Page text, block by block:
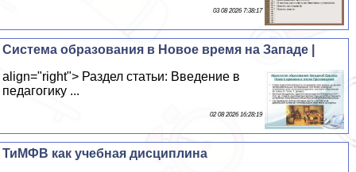
03 08 2026 7:38:17
Система образования в Новое время на Западе |
align="right"> Раздел статьи: Введение в
педагогику ...
02 08 2026 16:28:19
ТиМФВ как учебная дисциплина